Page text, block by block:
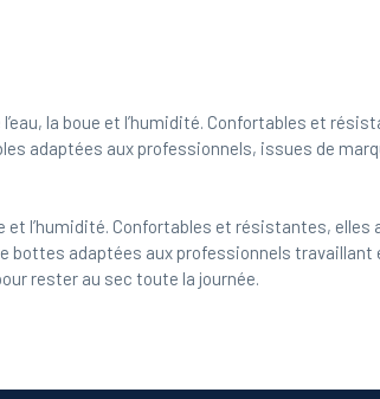
la boue et l’humidité. Confortables et
adaptées aux professionnels, issues de
et l’humidité. Confortables et résistantes, elles
bottes adaptées aux professionnels travaillant
rester au sec toute la journée.